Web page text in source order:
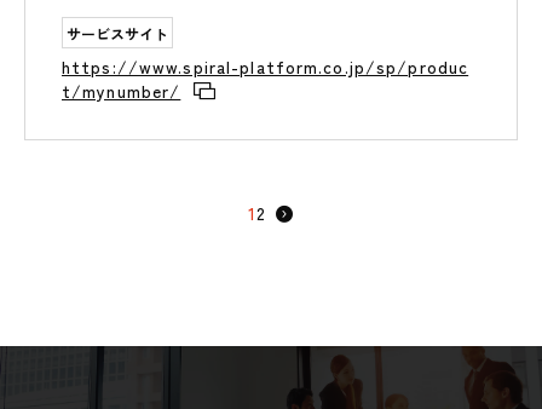
サービスサイト
https://www.spiral-platform.co.jp/sp/produc
t/mynumber/
12 >